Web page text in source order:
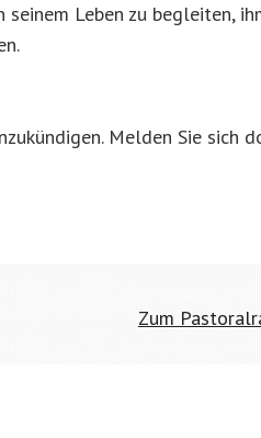
Leben zu begleiten,
Melden Sie sich
Zum